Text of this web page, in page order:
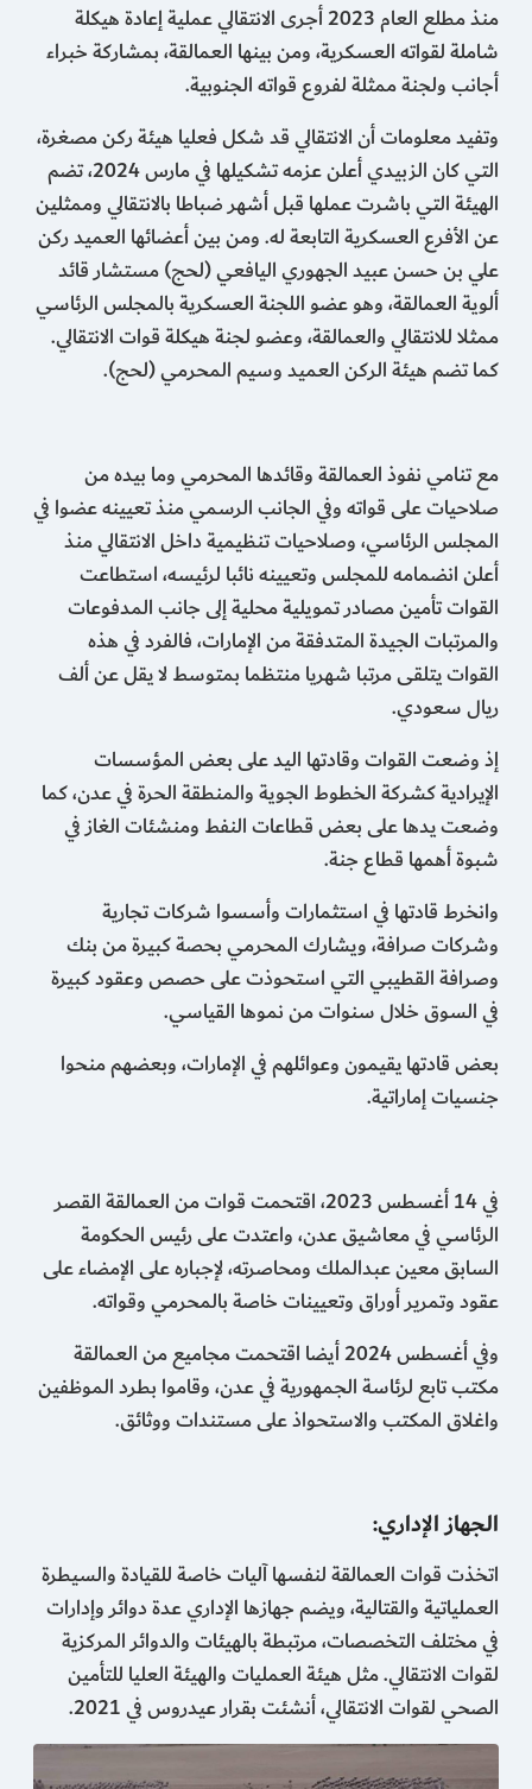
منذ مطلع العام 2023 أجرى الانتقالي عملية إعادة هيكلة
شاملة لقواته العسكرية، ومن بينها العمالقة، بمشاركة خبراء
أجانب ولجنة ممثلة لفروع قواته الجنوبية.
وتفيد معلومات أن الانتقالي قد شكل فعليا هيئة ركن مصغرة،
التي كان الزبيدي أعلن عزمه تشكيلها في مارس 2024، تضم
الهيئة التي باشرت عملها قبل أشهر ضباطا بالانتقالي وممثلين
عن الأفرع العسكرية التابعة له. ومن بين أعضائها العميد ركن
علي بن حسن عبيد الجهوري اليافعي (لحج) مستشار قائد
ألوية العمالقة، وهو عضو اللجنة العسكرية بالمجلس الرئاسي
ممثلا للانتقالي والعمالقة، وعضو لجنة هيكلة قوات الانتقالي.
كما تضم هيئة الركن العميد وسيم المحرمي (لحج).
مع تنامي نفوذ العمالقة وقائدها المحرمي وما بيده من
صلاحيات على قواته وفي الجانب الرسمي منذ تعيينه عضوا في
المجلس الرئاسي، وصلاحيات تنظيمية داخل الانتقالي منذ
أعلن انضمامه للمجلس وتعيينه نائبا لرئيسه، استطاعت
القوات تأمين مصادر تمويلية محلية إلى جانب المدفوعات
والمرتبات الجيدة المتدفقة من الإمارات، فالفرد في هذه
القوات يتلقى مرتبا شهريا منتظما بمتوسط لا يقل عن ألف
ريال سعودي.
إذ وضعت القوات وقادتها اليد على بعض المؤسسات
الإيرادية كشركة الخطوط الجوية والمنطقة الحرة في عدن، كما
وضعت يدها على بعض قطاعات النفط ومنشئات الغاز في
شبوة أهمها قطاع جنة.
وانخرط قادتها في استثمارات وأسسوا شركات تجارية
وشركات صرافة، ويشارك المحرمي بحصة كبيرة من بنك
وصرافة القطيبي التي استحوذت على حصص وعقود كبيرة
في السوق خلال سنوات من نموها القياسي.
بعض قادتها يقيمون وعوائلهم في الإمارات، وبعضهم منحوا
جنسيات إماراتية.
في 14 أغسطس 2023، اقتحمت قوات من العمالقة القصر
الرئاسي في معاشيق عدن، واعتدت على رئيس الحكومة
السابق معين عبدالملك ومحاصرته، لإجباره على الإمضاء على
عقود وتمرير أوراق وتعيينات خاصة بالمحرمي وقواته.
وفي أغسطس 2024 أيضا اقتحمت مجاميع من العمالقة
مكتب تابع لرئاسة الجمهورية في عدن، وقاموا بطرد الموظفين
واغلاق المكتب والاستحواذ على مستندات ووثائق.
الجهاز الإداري:
اتخذت قوات العمالقة لنفسها آليات خاصة للقيادة والسيطرة
العملياتية والقتالية، ويضم جهازها الإداري عدة دوائر وإدارات
في مختلف التخصصات، مرتبطة بالهيئات والدوائر المركزية
لقوات الانتقالي. مثل هيئة العمليات والهيئة العليا للتأمين
الصحي لقوات الانتقالي، أنشئت بقرار عيدروس في 2021.